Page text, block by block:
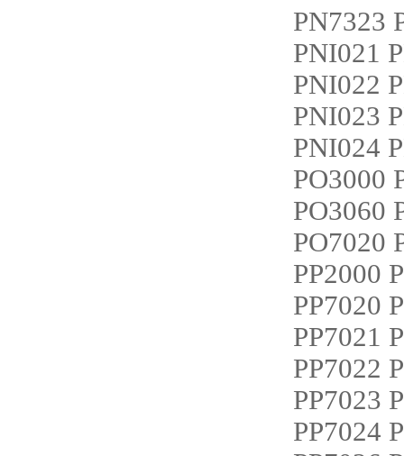
PN7323
PNI021
PNI022
PNI023
PNI024
PP7020
PP7021
PP7022
PP7023
PP7024